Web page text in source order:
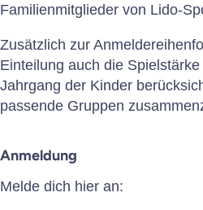
Familienmitglieder von Lido-
Zusätzlich zur
Einteilung auch die
Jahrgang der Kinder
passende Gruppen
Anmeldung
Melde dich hier an: